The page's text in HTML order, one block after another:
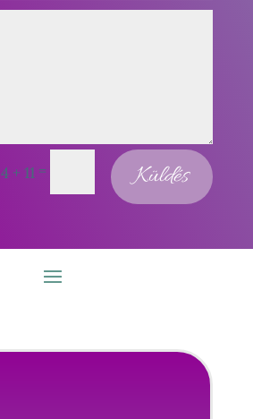
4 + 11 = Küldés